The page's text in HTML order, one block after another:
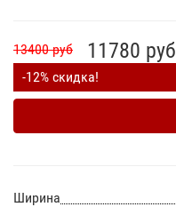
13400 руб 11780 руб
-12% скидка!
Ширина